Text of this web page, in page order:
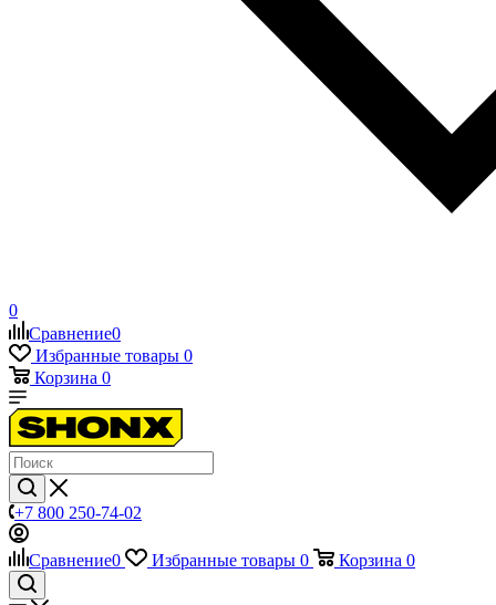
0
Сравнение0
Избранные товары 0
Корзина 0
+7 800 250-74-02
Сравнение0 Избранные товары 0 Корзина 0